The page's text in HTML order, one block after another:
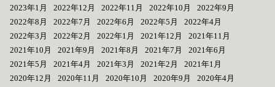
2023年1月
2022年12月 2022年11月 2022年10月
2022年9月
2022年8月
2022年7月 2022年6月 2022年5月
2022年4月
2022年3月
2022年2月 2022年1月 2021年12月
2021年11月
2021年10月
2021年9月 2021年8月 2021年7月
2021年6月
2021年5月
2021年4月 2021年3月 2021年2月
2021年1月
2020年12月
2020年11月 2020年10月 2020年9月
2020年4月